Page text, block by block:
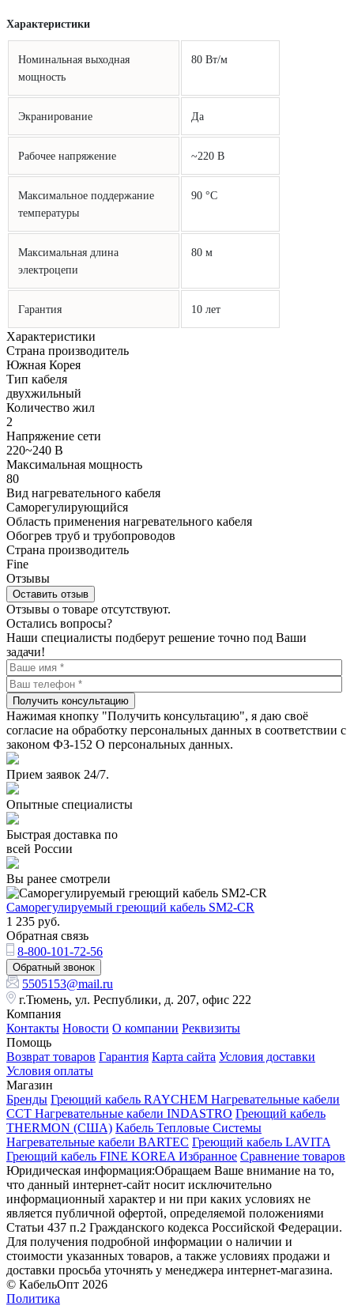
Характеристики
Номинальная выходная
мощность
80 Вт/м
Экранирование Да
Рабочее напряжение ~220 В
Максимальное поддержание
температуры
90 °С
Максимальная длина
электроцепи
80 м
Гарантия 10 лет
Характеристики
Страна производитель
Южная Корея
Тип кабеля
двухжильный
Количество жил
2
Напряжение сети
220~240 В
Максимальная мощность
80
Вид нагревательного кабеля
Саморегулирующийся
Область применения нагревательного кабеля
Обогрев труб и трубопроводов
Страна производитель
Fine
Отзывы
Оставить отзыв
Отзывы о товаре отсутствуют.
Остались вопросы?
Наши специалисты подберут решение точно под Ваши
задачи!
Получить консультацию
Нажимая кнопку "Получить консультацию", я даю своё
согласие на обработку персональных данных в соответствии с
законом ФЗ-152 О персональных данных.
Прием заявок 24/7.
Опытные специалисты
Быстрая доставка по
всей России
Вы ранее смотрели
Саморегулируемый греющий кабель SM2-CR
1 235 руб.
Обратная связь
8-800-101-72-56
Обратный звонок
5505153@mail.ru
г.Тюмень, ул. Республики, д. 207, офис 222
Компания
Контакты Новости О компании Реквизиты
Помощь
Возврат товаров Гарантия Карта сайта Условия доставки
Условия оплаты
Магазин
Бренды Греющий кабель RAYCHEM Нагревательные кабели
ССТ Нагревательные кабели INDASTRO Греющий кабель
THERMON (США) Кабель Тепловые Системы
Нагревательные кабели BARTEC Греющий кабель LAVITA
Греющий кабель FINE KOREA Избранное Сравнение товаров
Юридическая информация:Обращаем Ваше внимание на то,
что данный интернет-сайт носит исключительно
информационный характер и ни при каких условиях не
является публичной офертой, определяемой положениями
Статьи 437 п.2 Гражданского кодекса Российской Федерации.
Для получения подробной информации о наличии и
стоимости указанных товаров, а также условиях продажи и
доставки просьба уточнять у менеджера интернет-магазина.
© КабельОпт 2026
Политика